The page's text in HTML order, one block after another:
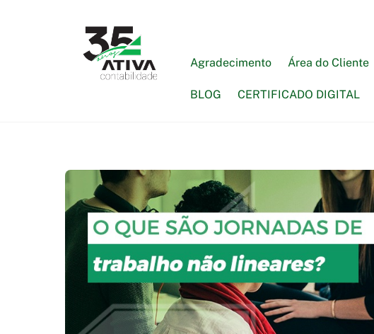
Agradecimento
Área do Cliente
BLOG CERTIFICADO DIGITAL